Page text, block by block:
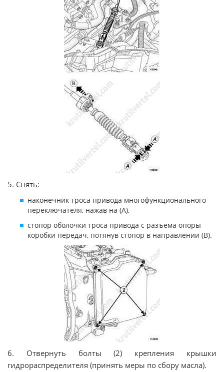
5. Снять:
наконечник троса привода многофункционального
переключателя, нажав на (A),
стопор оболочки троса привода с разъема опоры
коробки передач, потянув стопор в направлении (B).
6. Отвернуть болты (2) крепления крышки
гидрораспределителя (принять меры по сбору масла).